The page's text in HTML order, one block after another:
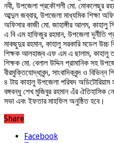
নবী, উপজেলা প্রকৌশলী মো. মোকলেছুর
আব্দুল জব্বার, উপজেলা মাধ্যমিক শিক্ষা
অফিসার কাজী মো. জাহাঙ্গীর আলম, কাহালু
এ বি এম হাফিজুর রহমান, উপজেলা দূর্নীতি
মাকছুদুর রহমান, কাহালু সরকারি মডেল উচ্চ
শিক্ষক আলহাজ্ব এফ এম এ ছালাম, কাহালু
শিক্ষক মো. বেলাল উদ্দিন প্রামানিক সহ
বীরমুক্তিযোদ্ধাবৃন্দ, সাংবাদিকবৃন্দ ও বিভিন্ন
৪ টায় কাহালু উপজেলা পরিষদ অডিটোরিয়াম
বঙ্গবন্ধু শেখ মুজিবুর রহমান এঁর ঐতিহাসিক
সভা এবং ইফতার মাহফিল অনুষ্ঠিত হবে।
Share
Facebook